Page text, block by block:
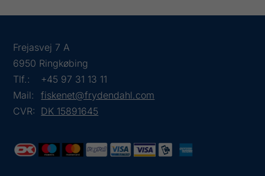
Frejasvej 7 A
6950 Ringkøbing
Tlf.:
+45 97 31 13 11
Mail:
fiskenet@frydendahl.com
CVR: DK 15891645